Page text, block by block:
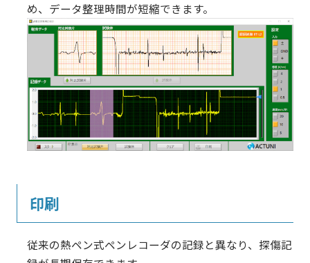
め、データ整理時間が短縮できます。
印刷
従来の熱ペン式ペンレコーダの記録と異なり、探傷記